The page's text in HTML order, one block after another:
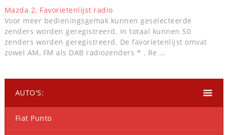
Mazda 2. Favorietenlijst radio
Voor meer bedieningsgemak kunnen geselecteerde
zenders worden geregistreerd. In totaal kunnen 50
zenders worden geregistreerd. De favorietenlijst omvat
zowel AM, FM als DAB radiozenders * . Re ...
AUTO'S:
Fiat Punto